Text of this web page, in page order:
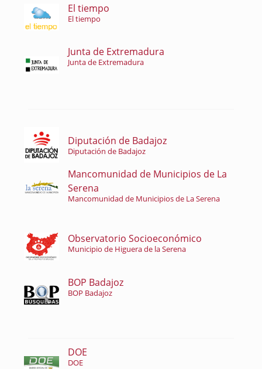
El tiempo
El tiempo
Junta de Extremadura
Junta de Extremadura
Diputación de Badajoz
Diputación de Badajoz
Mancomunidad de Municipios de La
Serena
Mancomunidad de Municipios de La Serena
Observatorio Socioeconómico
Municipio de Higuera de la Serena
BOP Badajoz
BOP Badajoz
DOE
DOE